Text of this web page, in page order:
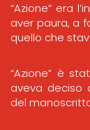
“Azione” era
aver paura, a
quello che
“Azione” è
aveva deciso
del